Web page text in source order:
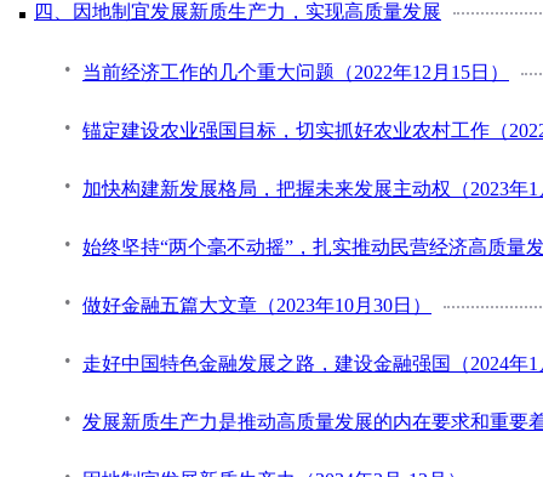
四、因地制宜发展新质生产力，实现高质量发展
当前经济工作的几个重大问题（2022年12月15日）
锚定建设农业强国目标，切实抓好农业农村工作（
加快构建新发展格局，把握未来发展主动权（2023年1
始终坚持“两个毫不动摇”，扎实推动民营经济高质量
做好金融五篇大文章（2023年10月30日）
走好中国特色金融发展之路，建设金融强国（2024年1
发展新质生产力是推动高质量发展的内在要求和重要